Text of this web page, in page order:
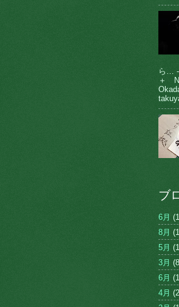
ら…
＋
ブ
6月
8月
5月
3月
6月
4月